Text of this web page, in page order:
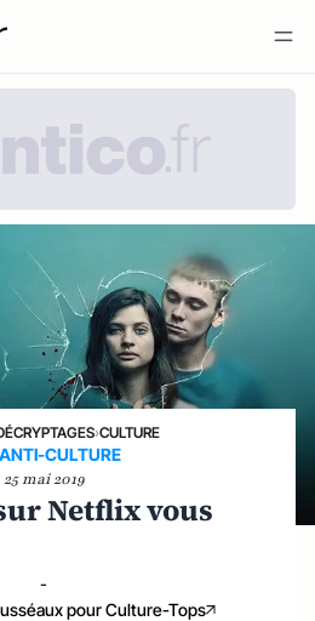
›CULTURE
CULTURE
25 mai 2019
Netflix vous
-
pour Culture-Tops